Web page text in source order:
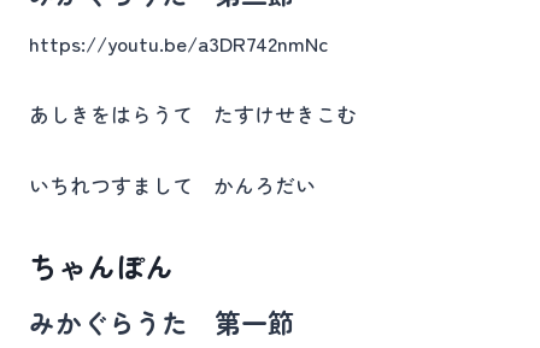
https://youtu.be/a3DR742nmNc
あしきをはらうて たすけせきこむ
いちれつすまして かんろだい
ちゃんぽん
みかぐらうた 第一節